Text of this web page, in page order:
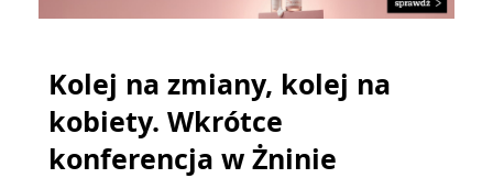
Kolej na zmiany, kolej na
kobiety. Wkrótce
konferencja w Żninie